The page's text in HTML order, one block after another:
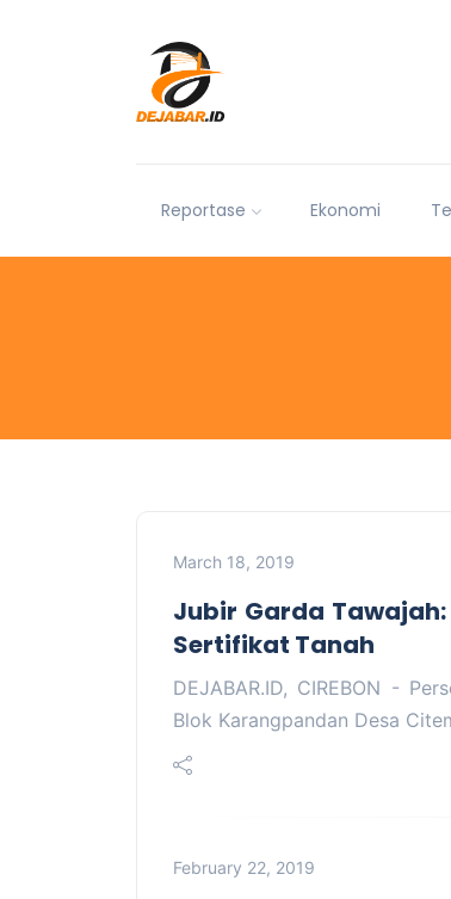
Reportase Ekonomi
March 18, 2019
Jubir Garda
Sertifikat Tanah
DEJABAR.ID, CIREBON -
Blok Karangpandan Desa
February 22, 2019